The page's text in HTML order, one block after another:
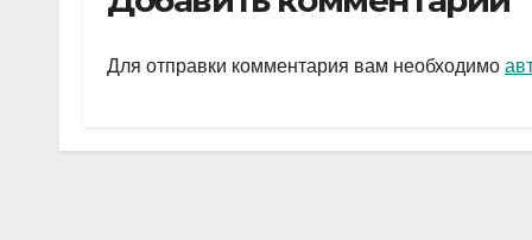
gr
a
s
A
p
а
в
ть
Для отправки комментария вам необходимо